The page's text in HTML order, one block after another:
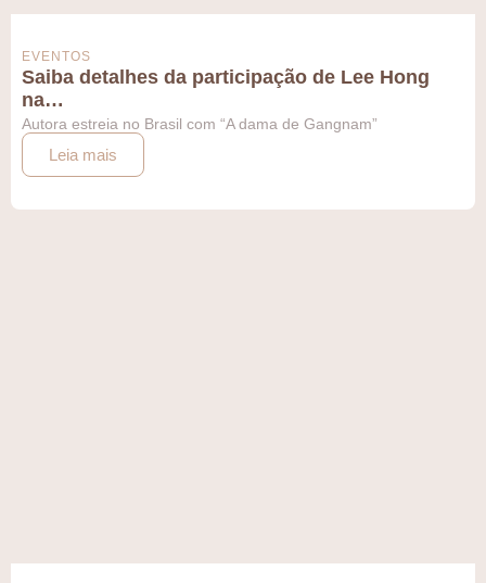
EVENTOS
Saiba detalhes da participação de Lee Hong
na…
Autora estreia no Brasil com “A dama de Gangnam”
Leia mais